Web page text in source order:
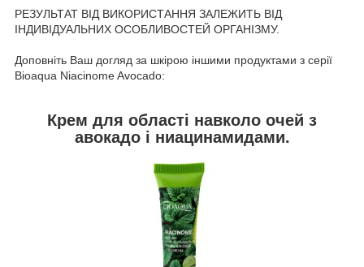
РЕЗУЛЬТАТ ВІД ВИКОРИСТАННЯ ЗАЛЕЖИТЬ ВІД
ІНДИВІДУАЛЬНИХ ОСОБЛИВОСТЕЙ ОРГАНІЗМУ.
Доповніть Ваш догляд за шкірою іншими продуктами з серії
Bioaqua Niacinome Avocado:
Крем для області навколо очей з
авокадо і ниацинамидами.